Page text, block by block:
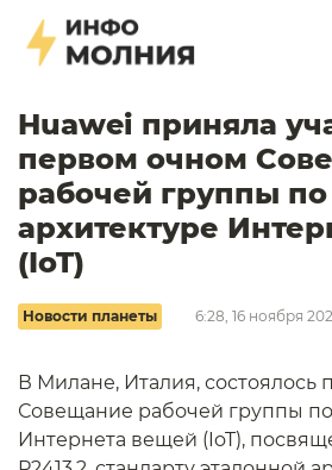
Huawei приняла
первом очном
рабочей группы по
архитектуре
(IoT)
Новости планеты 6:28, 16 ноября
В Милане, Италия, состоялось
Совещание рабочей группы по
Интернета вещей (IoT),